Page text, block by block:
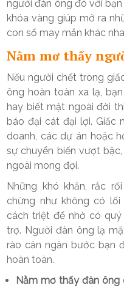
người đàn ông đó với
khóa vàng giúp mở ra
con số may mắn khác
Nằm mơ thấy
Nếu người chết trong
ông hoàn toàn xa lạ,
hay biết mặt ngoài đời
báo đại cát đại lợi. Giấc
doanh, các dự án hoặc
sự chuyển biến vượt
ngoài mong đợi.
Những khó khăn, rắc
chừng như không có
cách triệt để nhờ có
trợ. Người đàn ông lạ
rào cản ngăn bước bạn
hoàn toàn.
Nằm mơ thấy đàn ông